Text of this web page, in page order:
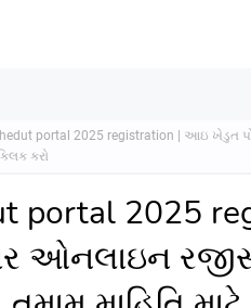
portal 2025 registration | આઇ ખેડુત
કરો
portal 2025
પર ઓનલાઇન